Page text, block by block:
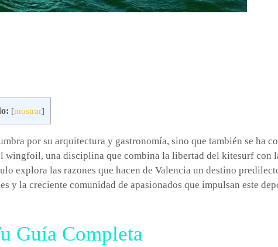
[mostrar]
por su arquitectura y gastronomía, sino que también se ha
wingfoil, una disciplina que combina la libertad del kitesurf con
explora las razones que hacen de Valencia un destino
y la creciente comunidad de apasionados que impulsan este
Guía Completa